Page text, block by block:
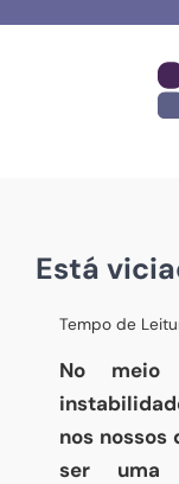
Está
Tempo de
No
nos nossos
ser uma